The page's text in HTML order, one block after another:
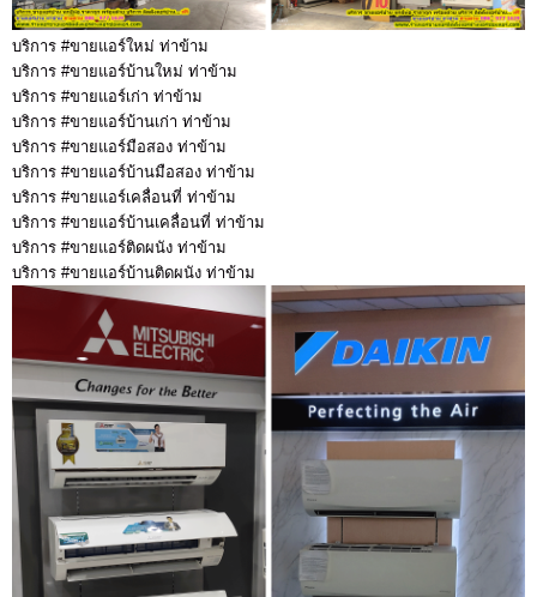
บริการ #ขายแอร์ใหม่ ท่าข้าม
บริการ #ขายแอร์บ้านใหม่ ท่าข้าม
บริการ #ขายแอร์เก่า ท่าข้าม
บริการ #ขายแอร์บ้านเก่า ท่าข้าม
บริการ #ขายแอร์มือสอง ท่าข้าม
บริการ #ขายแอร์บ้านมือสอง ท่าข้าม
บริการ #ขายแอร์เคลื่อนที่ ท่าข้าม
บริการ #ขายแอร์บ้านเคลื่อนที่ ท่าข้าม
บริการ #ขายแอร์ติดผนัง ท่าข้าม
บริการ #ขายแอร์บ้านติดผนัง ท่าข้าม